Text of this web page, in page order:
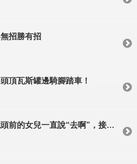
招勝有招
頂瓦斯罐邊騎腳踏車！
爸爸對着鏡頭前的女兒一直說“去啊”，接下來的畫面讓人鼓掌叫好~